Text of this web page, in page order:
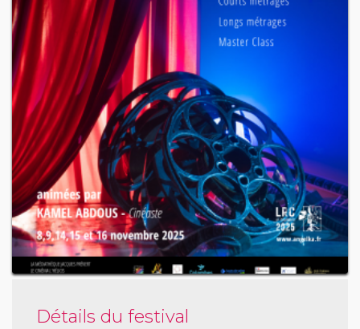
Détails du festival